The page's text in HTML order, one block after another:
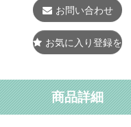
お問い合わせ
お気に入り登録をす
商品詳細